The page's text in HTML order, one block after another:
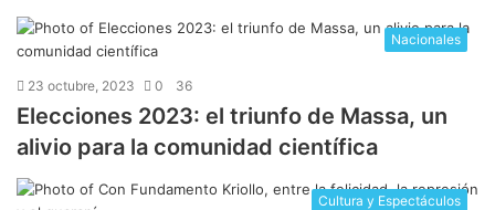
Nacionales
23 octubre, 2023 0 36
Elecciones 2023: el triunfo de Massa, un
alivio para la comunidad científica
Cultura y Espectáculos